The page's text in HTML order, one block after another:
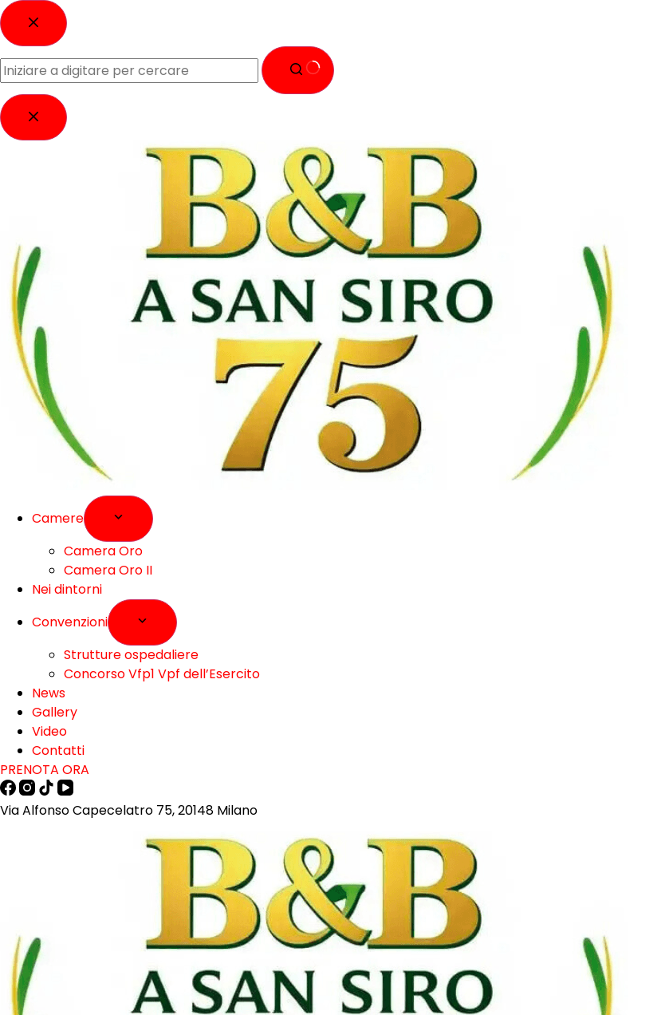
Camere
Camera Oro
Camera Oro II
Nei dintorni
Convenzioni
Strutture ospedaliere
Concorso Vfp1 Vpf dell’Esercito
News
Gallery
Video
Contatti
PRENOTA ORA
Via Alfonso Capecelatro 75, 20148 Milano